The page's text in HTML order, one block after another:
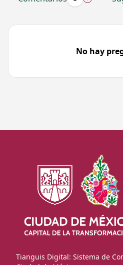
No hay
Tianguis Digital: Sistema de